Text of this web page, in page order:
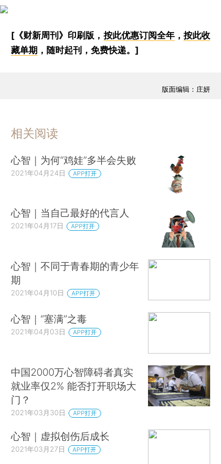
[《财新周刊》印刷版， 按此优惠订阅全年， 按此收
藏单期 ，随时起刊，免费快递。]
版面编辑：庄妍
相关阅读
心智｜为何“鸡娃”多半会失败
2021年04月24日 APP打开
心智｜当自己最好的代言人
2021年04月17日 APP打开
心智｜不同于青春期的青少年
期
2021年04月10日 APP打开
心智｜“塞满”之毒
2021年04月03日 APP打开
中国2000万心智障碍者真实
就业率仅2% 能否打开职场大
门？
2021年03月30日 APP打开
心智｜虚拟创伤后成长
2021年03月27日 APP打开